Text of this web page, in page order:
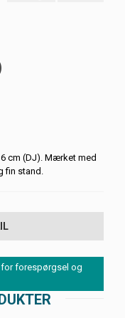
cm (DJ). Mærket med
fin stand.
for forespørgsel og